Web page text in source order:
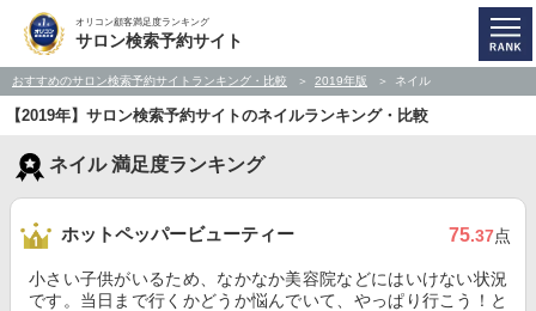
オリコン顧客満足度ランキング
サロン検索予約サイト
おすすめのサロン検索予約サイトランキング・比較 2019年版 ネイル
【2019年】サロン検索予約サイトのネイルランキング・比較
ネイル 満足度ランキング
ホットペッパービューティー 75.37点
小さい子供がいるため、なかなか美容院などにはいけない状況
です。当日まで行くかどうか悩んでいて、やっぱり行こう！と